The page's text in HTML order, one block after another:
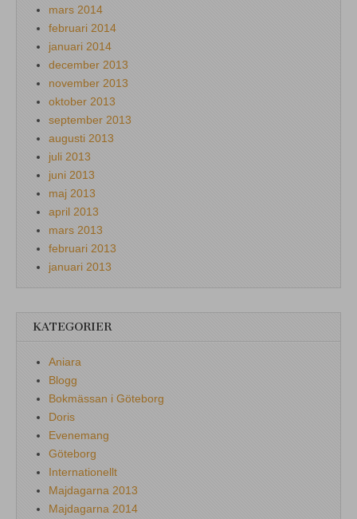
mars 2014
februari 2014
januari 2014
december 2013
november 2013
oktober 2013
september 2013
augusti 2013
juli 2013
juni 2013
maj 2013
april 2013
mars 2013
februari 2013
januari 2013
KATEGORIER
Aniara
Blogg
Bokmässan i Göteborg
Doris
Evenemang
Göteborg
Internationellt
Majdagarna 2013
Majdagarna 2014